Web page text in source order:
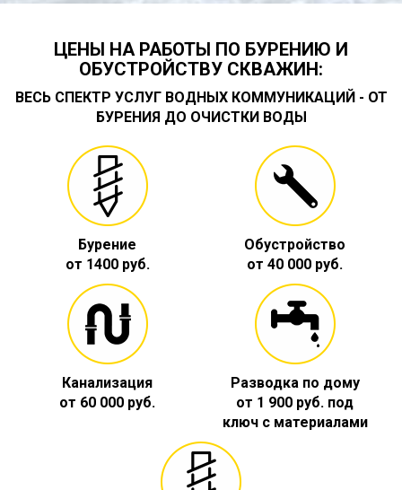
ЦЕНЫ НА РАБОТЫ ПО БУРЕНИЮ И
ОБУСТРОЙСТВУ СКВАЖИН:
ВЕСЬ СПЕКТР УСЛУГ ВОДНЫХ КОММУНИКАЦИЙ - ОТ
БУРЕНИЯ ДО ОЧИСТКИ ВОДЫ
Бурение
от 1400 руб.
Обустройство
от 40 000 руб.
Канализация
от 60 000 руб.
Разводка по дому
от 1 900 руб. под
ключ с материалами